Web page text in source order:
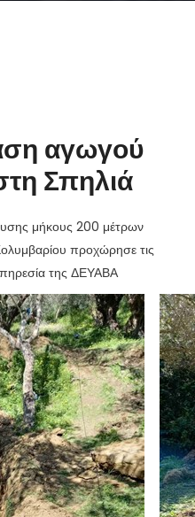
αγωγού
Σπηλιά
μήκους 200 μέτρων
προχώρησε τις
της ΔΕΥΑΒΑ